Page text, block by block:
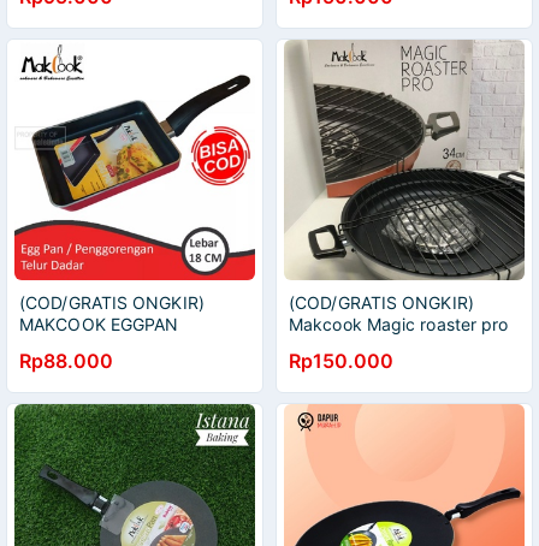
(COD/GRATIS ONGKIR)
MAKCOOK EGGPAN
ANTI LENGKET OMELET
tamago telur jepang
Rp88.000
(COD/GRATIS ONGKIR)
Makcook Magic roaster pro
panggang serbaguna asli
original
Rp150.000